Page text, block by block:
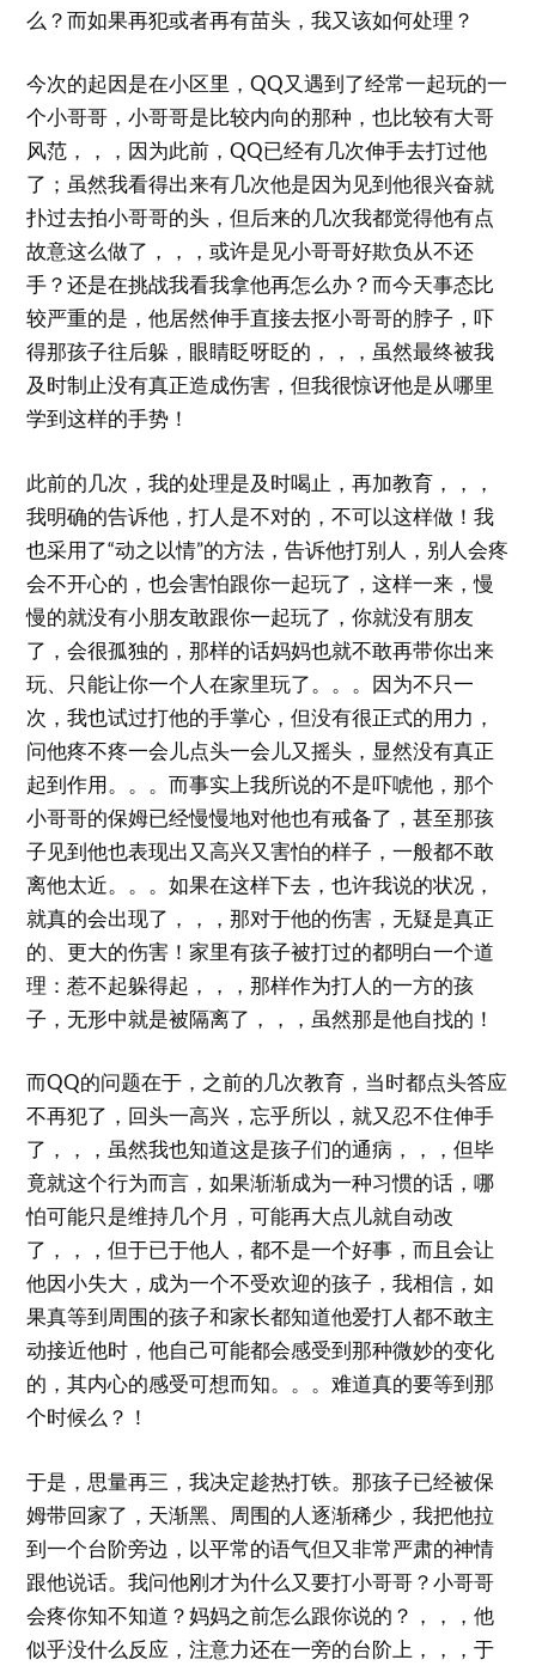
么？而如果再犯或者再有苗头，我又该如何处理？
今次的起因是在小区里，QQ又遇到了经常一起玩的一
个小哥哥，小哥哥是比较内向的那种，也比较有大哥
风范，，，因为此前，QQ已经有几次伸手去打过他
了；虽然我看得出来有几次他是因为见到他很兴奋就
扑过去拍小哥哥的头，但后来的几次我都觉得他有点
故意这么做了，，，或许是见小哥哥好欺负从不还
手？还是在挑战我看我拿他再怎么办？而今天事态比
较严重的是，他居然伸手直接去抠小哥哥的脖子，吓
得那孩子往后躲，眼睛眨呀眨的，，，虽然最终被我
及时制止没有真正造成伤害，但我很惊讶他是从哪里
学到这样的手势！
此前的几次，我的处理是及时喝止，再加教育，，，
我明确的告诉他，打人是不对的，不可以这样做！我
也采用了“动之以情”的方法，告诉他打别人，别人会疼
会不开心的，也会害怕跟你一起玩了，这样一来，慢
慢的就没有小朋友敢跟你一起玩了，你就没有朋友
了，会很孤独的，那样的话妈妈也就不敢再带你出来
玩、只能让你一个人在家里玩了。。。因为不只一
次，我也试过打他的手掌心，但没有很正式的用力，
问他疼不疼一会儿点头一会儿又摇头，显然没有真正
起到作用。。。而事实上我所说的不是吓唬他，那个
小哥哥的保姆已经慢慢地对他也有戒备了，甚至那孩
子见到他也表现出又高兴又害怕的样子，一般都不敢
离他太近。。。如果在这样下去，也许我说的状况，
就真的会出现了，，，那对于他的伤害，无疑是真正
的、更大的伤害！家里有孩子被打过的都明白一个道
理：惹不起躲得起，，，那样作为打人的一方的孩
子，无形中就是被隔离了，，，虽然那是他自找的！
而QQ的问题在于，之前的几次教育，当时都点头答应
不再犯了，回头一高兴，忘乎所以，就又忍不住伸手
了，，，虽然我也知道这是孩子们的通病，，，但毕
竟就这个行为而言，如果渐渐成为一种习惯的话，哪
怕可能只是维持几个月，可能再大点儿就自动改
了，，，但于已于他人，都不是一个好事，而且会让
他因小失大，成为一个不受欢迎的孩子，我相信，如
果真等到周围的孩子和家长都知道他爱打人都不敢主
动接近他时，他自己可能都会感受到那种微妙的变化
的，其内心的感受可想而知。。。难道真的要等到那
个时候么？！
于是，思量再三，我决定趁热打铁。那孩子已经被保
姆带回家了，天渐黑、周围的人逐渐稀少，我把他拉
到一个台阶旁边，以平常的语气但又非常严肃的神情
跟他说话。我问他刚才为什么又要打小哥哥？小哥哥
会疼你知不知道？妈妈之前怎么跟你说的？，，，他
似乎没什么反应，注意力还在一旁的台阶上，，，于